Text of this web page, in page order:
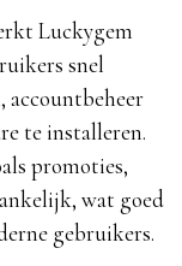
Luckygem
snel
accountbeheer
te installeren.
promoties,
wat goed
gebruikers.